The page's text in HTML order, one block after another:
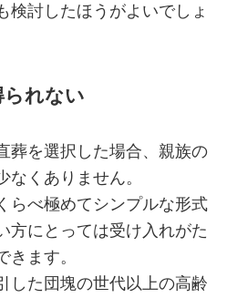
検討したほうがよいでしょ
られない
葬を選択した場合、親族の
なくありません。
らべ極めてシンプルな形式
方にとっては受け入れがた
きます。
した団塊の世代以上の高齢